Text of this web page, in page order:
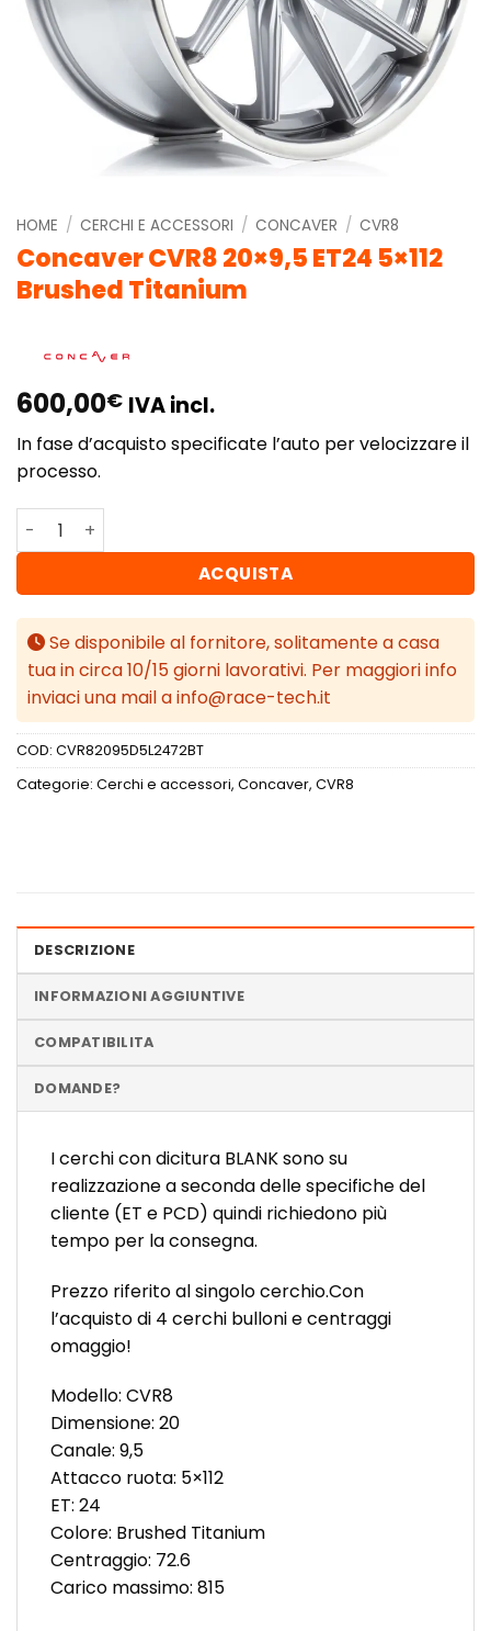
HOME / CERCHI E ACCESSORI / CONCAVER / CVR8
Concaver CVR8 20×9,5 ET24 5×112
Brushed Titanium
600,00€ IVA incl.
In fase d’acquisto specificate l’auto per velocizzare il
processo.
Concaver CVR8 20x9,5 ET24 5x112 Brushed Titanium
ACQUISTA
Se disponibile al fornitore, solitamente a casa
tua in circa 10/15 giorni lavorativi. Per maggiori info
inviaci una mail a info@race-tech.it
COD: CVR82095D5L2472BT
Categorie: Cerchi e accessori, Concaver, CVR8
DESCRIZIONE
INFORMAZIONI AGGIUNTIVE
COMPATIBILITA
DOMANDE?
I cerchi con dicitura BLANK sono su
realizzazione a seconda delle specifiche del
cliente (ET e PCD) quindi richiedono più
tempo per la consegna.
Prezzo riferito al singolo cerchio.Con
l’acquisto di 4 cerchi bulloni e centraggi
omaggio!
Modello: CVR8
Dimensione: 20
Canale: 9,5
Attacco ruota: 5×112
ET: 24
Colore: Brushed Titanium
Centraggio: 72.6
Carico massimo: 815